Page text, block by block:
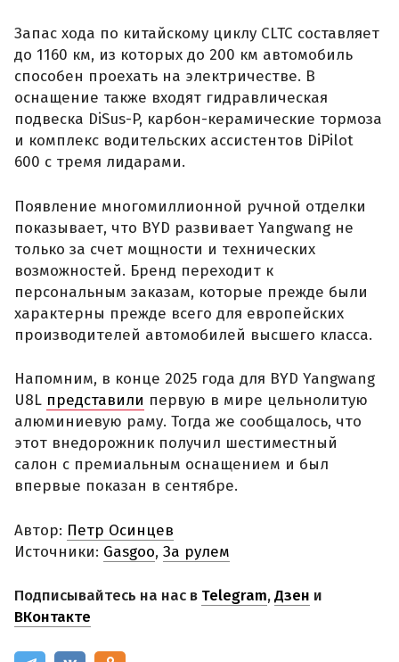
Запас хода по китайскому циклу CLTC составляет
до 1160 км, из которых до 200 км автомобиль
способен проехать на электричестве. В
оснащение также входят гидравлическая
подвеска DiSus-P, карбон-керамические тормоза
и комплекс водительских ассистентов DiPilot
600 с тремя лидарами.
Появление многомиллионной ручной отделки
показывает, что BYD развивает Yangwang не
только за счет мощности и технических
возможностей. Бренд переходит к
персональным заказам, которые прежде были
характерны прежде всего для европейских
производителей автомобилей высшего класса.
Напомним, в конце 2025 года для BYD Yangwang
U8L представили первую в мире цельнолитую
алюминиевую раму. Тогда же сообщалось, что
этот внедорожник получил шестиместный
салон с премиальным оснащением и был
впервые показан в сентябре.
Автор: Петр Осинцев
Источники: Gasgoo, За рулем
Подписывайтесь на нас в Telegram,Дзен и
ВКонтакте